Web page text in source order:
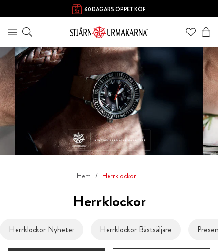
60 DAGARS ÖPPET KÖP
Hem Herrklockor
Herrklockor
Herrklockor Nyheter Herrklockor Bästsäljare